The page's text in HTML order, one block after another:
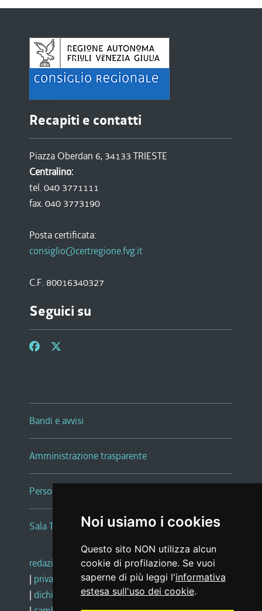
Noi usiamo i cookies
Questo sito NON utilizza alcun
cookie di profilazione. Se vuoi
saperne di più leggi l'informativa
estesa sull'uso dei cookie.
Recapiti e contatti
Piazza Oberdan 6, 34133 TRIESTE
Centralino:
tel. 040 3771111
fax. 040 3773190
Posta certificata:
consiglio@certregione.fvg.it
C.F. 80016340327
Seguici su
Bandi e avvisi
Amministrazione trasparente
Persone e Uffici
Sala Tiziano Tessitori
redazione web |note legali |glossario
| privacy
social media policy
| dichiarazione di accessibilità |feedback